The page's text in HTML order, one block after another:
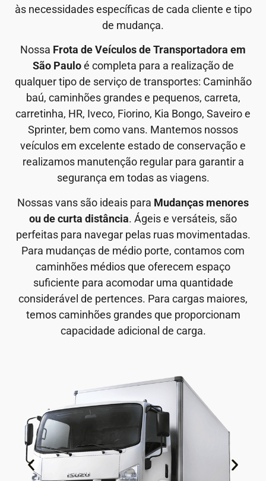
às necessidades específicas de cada cliente e tipo
de mudança.
Nossa Frota de Veículos de Transportadora em
São Pauloé completa para a realização de
qualquer tipo de serviço de transportes: Caminhão
baú, caminhões grandes e pequenos, carreta,
carretinha, HR, Iveco, Fiorino, Kia Bongo, Saveiro e
Sprinter, bem como vans. Mantemos nossos
veículos em excelente estado de conservação e
realizamos manutenção regular para garantir a
segurança em todas as viagens.
Nossas vans são ideais para Mudanças menores
ou de curta distância. Ágeis e versáteis, são
perfeitas para navegar pelas ruas movimentadas.
Para mudanças de médio porte, contamos com
caminhões médios que oferecem espaço
suficiente para acomodar uma quantidade
considerável de pertences. Para cargas maiores,
temos caminhões grandes que proporcionam
capacidade adicional de carga.